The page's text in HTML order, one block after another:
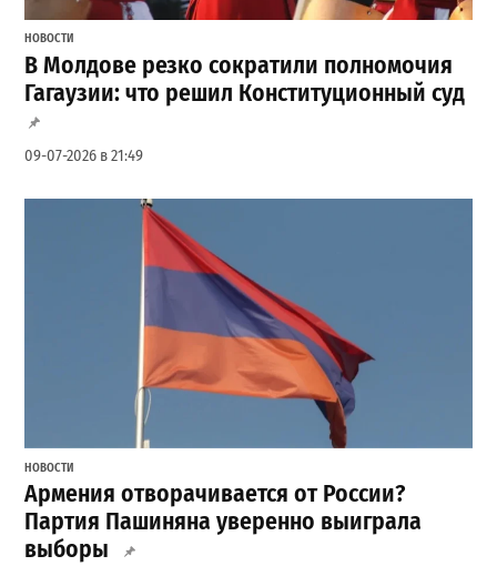
НОВОСТИ
В Молдове резко сократили полномочия
Гагаузии: что решил Конституционный суд
09-07-2026 в 21:49
НОВОСТИ
Армения отворачивается от России?
Партия Пашиняна уверенно выиграла
выборы